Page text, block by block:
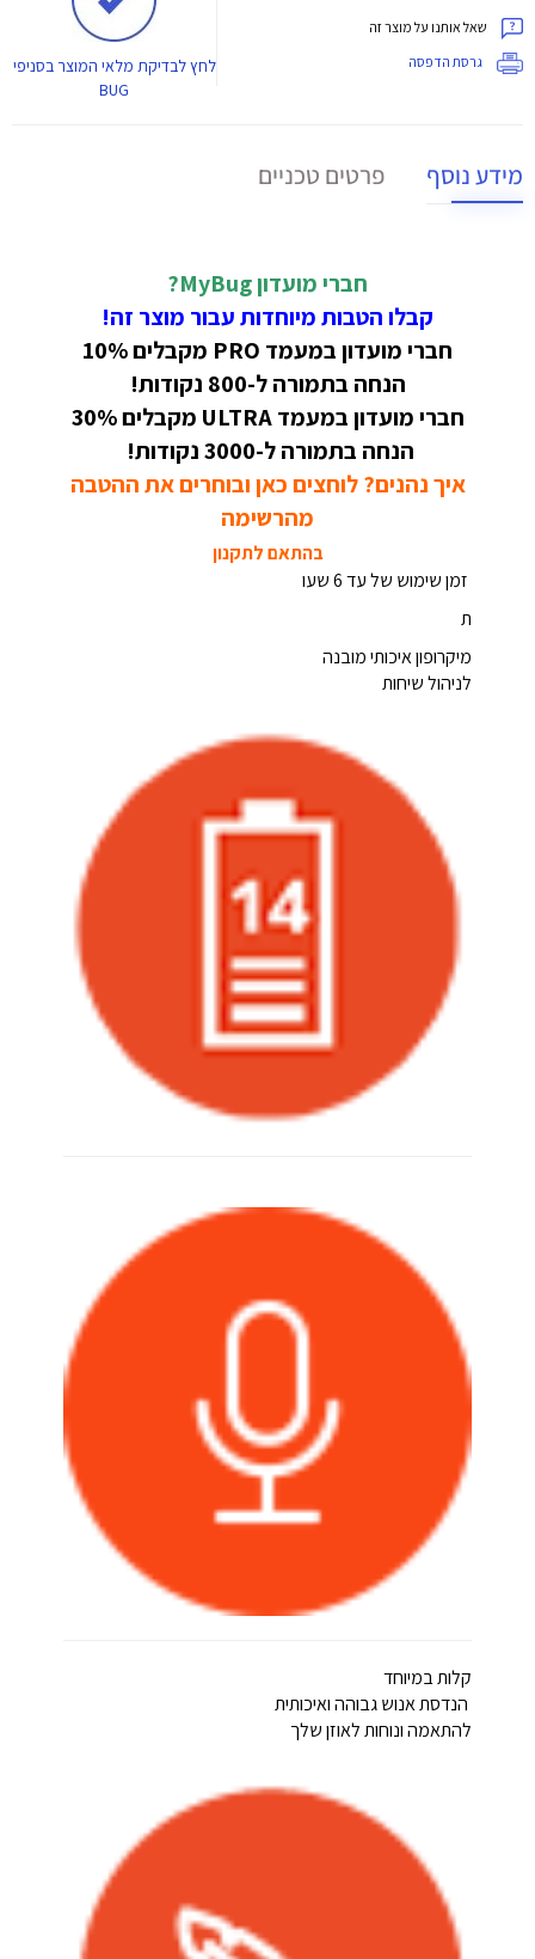
שאל אותנו על מוצר זה
גרסת הדפסה
לחץלבדיקת מלאי המוצר בסניפי
BUG
מידע נוסף פרטים טכניים
חברי מועדון MyBug?
קבלו הטבות מיוחדות עבור מוצר זה!
חברי מועדון במעמד PRO מקבלים 10%
הנחה בתמורה ל-800 נקודות!
חברי מועדון במעמד ULTRA מקבלים 30%
הנחה בתמורה ל-3000 נקודות!
איך נהנים? לוחצים כאן ובוחרים את ההטבה
מהרשימה
בהתאם לתקנון
זמן שימוש של עד 6 שעו
ת
מיקרופון איכותי מובנה
לניהול שיחות
קלות במיוחד
הנדסת אנוש גבוהה ואיכותית
להתאמה ונוחות לאוזן שלך